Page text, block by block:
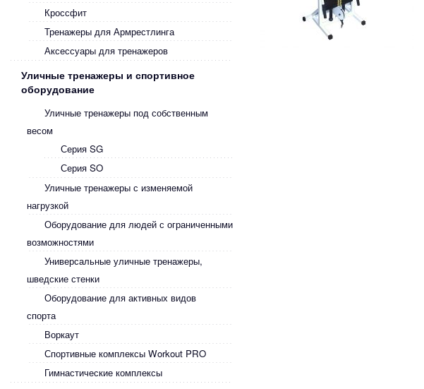
Кроссфит
Тренажеры для Армрестлинга
Аксессуары для тренажеров
Уличные тренажеры и спортивное
оборудование
Уличные тренажеры под собственным
весом
Серия SG
Серия SO
Уличные тренажеры с изменяемой
нагрузкой
Оборудование для людей с ограниченными
возможностями
Универсальные уличные тренажеры,
шведские стенки
Оборудование для активных видов
спорта
Воркаут
Спортивные комплексы Workout PRO
Гимнастические комплексы